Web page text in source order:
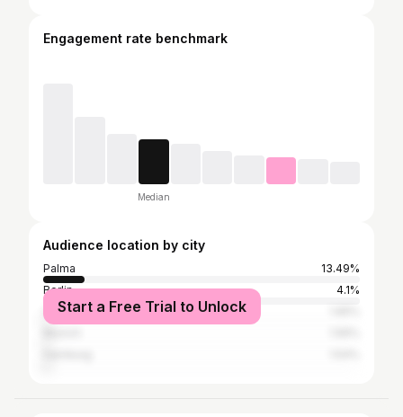
Engagement rate benchmark
Median
Audience location by city
Palma
13.49%
Berlin
4.1%
Cologne
Start a Free Trial to Unlock